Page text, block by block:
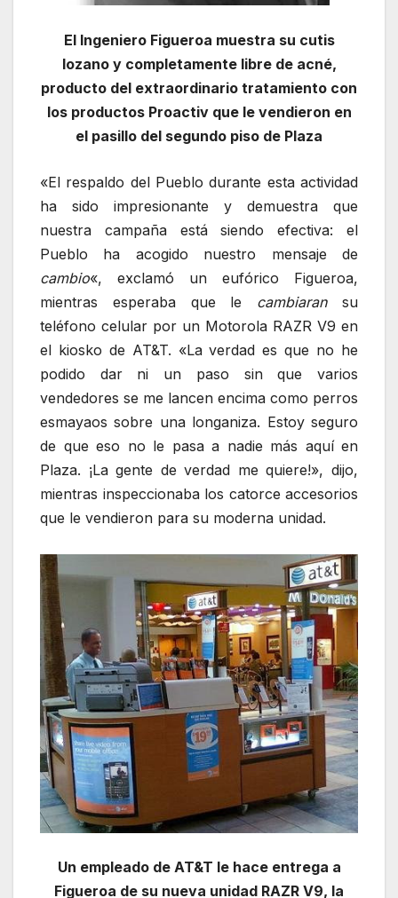
El Ingeniero Figueroa muestra su cutis
lozano y completamente libre de acné,
producto del extraordinario tratamiento con
los productos Proactiv que le vendieron en
el pasillo del segundo piso de Plaza
«El respaldo del Pueblo durante esta actividad
ha sido impresionante y demuestra que
nuestra campaña está siendo efectiva: el
Pueblo ha acogido nuestro mensaje de
cambio«, exclamó un eufórico Figueroa,
mientras esperaba que le cambiaransu
teléfono celular por un Motorola RAZR V9 en
el kiosko de AT&T. «La verdad es que no he
podido dar ni un paso sin que varios
vendedores se me lancen encima como perros
esmayaos sobre una longaniza. Estoy seguro
de que eso no le pasa a nadie más aquí en
Plaza. ¡La gente de verdad me quiere!», dijo,
mientras inspeccionaba los catorce accesorios
que le vendieron para su moderna unidad.
Un empleado de AT&T le hace entrega a
Figueroa de su nueva unidad RAZR V9, la